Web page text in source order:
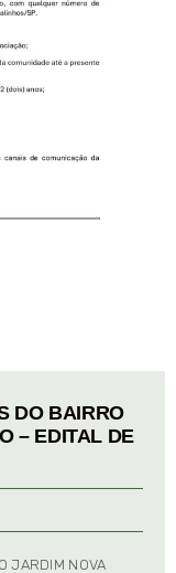
DO BAIRRO
– EDITAL DE
JARDIM NOVA